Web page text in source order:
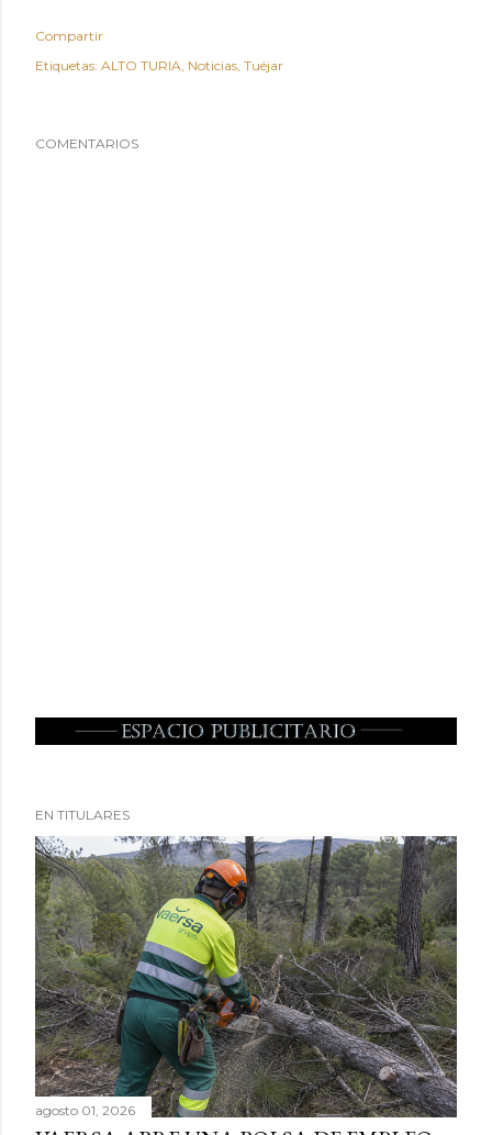
Compartir
Etiquetas: ALTO TURIA Noticias Tuéjar
COMENTARIOS
EN TITULARES
agosto 01, 2026